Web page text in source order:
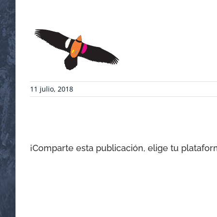
11 julio, 2018
¡Comparte esta publicación, elige tu